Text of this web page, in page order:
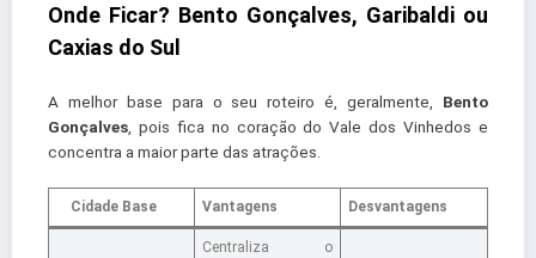
Onde Ficar? Bento Gonçalves, Garibaldi ou
Caxias do Sul
A melhor base para o seu roteiro é, geralmente, Bento
Gonçalves, pois fica no coração do Vale dos Vinhedos e
concentra a maior parte das atrações.
Cidade Base Vantagens Desvantagens
Centraliza o